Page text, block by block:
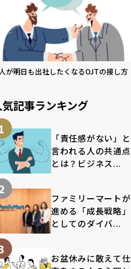
が明日も出社したくなるOJTの接し方
記事ランキング
「責任感がない」と
言われる人の共通点
とは？ビジネス...
ファミリーマートが
進める「成長戦略」
としてのダイバ...
お盆休みに敢えて仕